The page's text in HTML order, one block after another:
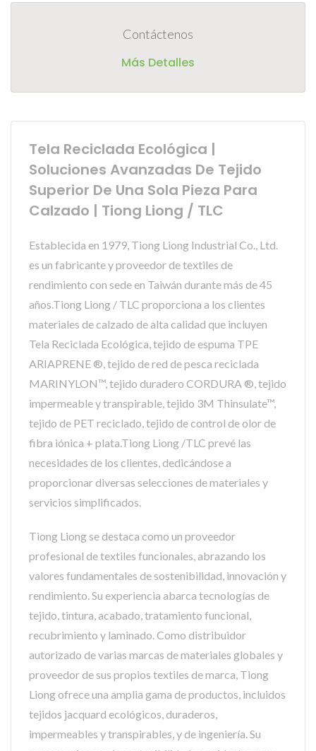
Contáctenos
Más Detalles
Tela Reciclada Ecológica |
Soluciones Avanzadas De Tejido
Superior De Una Sola Pieza Para
Calzado | Tiong Liong / TLC
Establecida en 1979, Tiong Liong Industrial Co., Ltd.
es un fabricante y proveedor de textiles de
rendimiento con sede en Taiwán durante más de 45
años.Tiong Liong / TLC proporciona a los clientes
materiales de calzado de alta calidad que incluyen
Tela Reciclada Ecológica, tejido de espuma TPE
ARIAPRENE ®, tejido de red de pesca reciclada
MARINYLON™, tejido duradero CORDURA ®, tejido
impermeable y transpirable, tejido 3M Thinsulate™,
tejido de PET reciclado, tejido de control de olor de
fibra iónica + plata.Tiong Liong /TLC prevé las
necesidades de los clientes, dedicándose a
proporcionar diversas selecciones de materiales y
servicios simplificados.
Tiong Liong se destaca como un proveedor
profesional de textiles funcionales, abrazando los
valores fundamentales de sostenibilidad, innovación y
rendimiento. Su experiencia abarca tecnologías de
tejido, tintura, acabado, tratamiento funcional,
recubrimiento y laminado. Como distribuidor
autorizado de varias marcas de materiales globales y
proveedor de sus propios textiles de marca, Tiong
Liong ofrece una amplia gama de productos, incluidos
tejidos jacquard ecológicos, duraderos,
impermeables y transpirables, y de ingeniería. Su